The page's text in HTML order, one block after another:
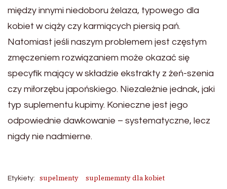
między innymi niedoboru żelaza, typowego dla
kobiet w ciąży czy karmiących piersią pań.
Natomiast jeśli naszym problemem jest częstym
zmęczeniem rozwiązaniem może okazać się
specyfik mający w składzie ekstrakty z żeń-szenia
czy miłorzębu japońskiego. Niezależnie jednak, jaki
typ suplementu kupimy. Konieczne jest jego
odpowiednie dawkowanie – systematyczne, lecz
nigdy nie nadmierne.
Etykiety: supelmenty
suplememnty dla kobiet